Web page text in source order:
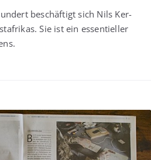
beschäf­tigt sich Nils Ker­
Sie ist ein essen­ti­el­ler